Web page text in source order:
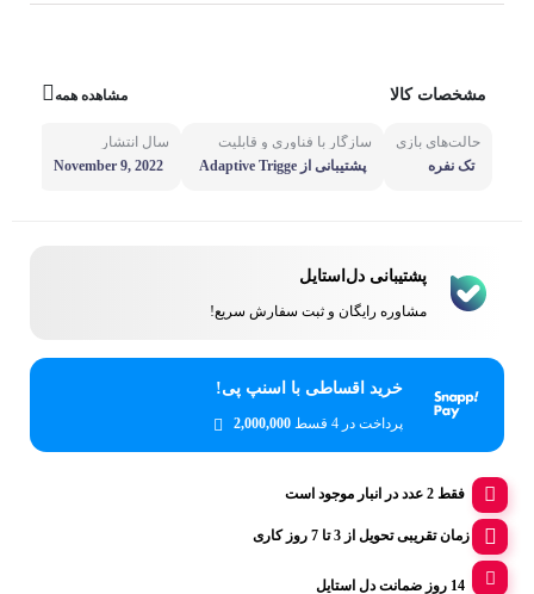
مشخصات کالا مشاهده همه
حالت‌های بازی
تک نفره
سازگار با فناوری و قابلیت
پشتیبانی از Adaptive Trigge
سال انتشار
November 9, 2022
پشتیبانی دل‌استایل
مشاوره رایگان و ثبت سفارش سریع!
خرید اقساطی با اسنپ پی!
پرداخت در 4 قسط 2,000,000
فقط 2 عدد در انبار موجود است
زمان تقریبی تحویل از 3 تا 7 روز کاری
14 روز ضمانت دل استایل